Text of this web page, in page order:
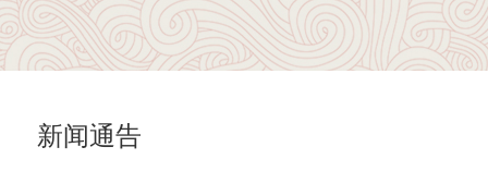
新闻通告